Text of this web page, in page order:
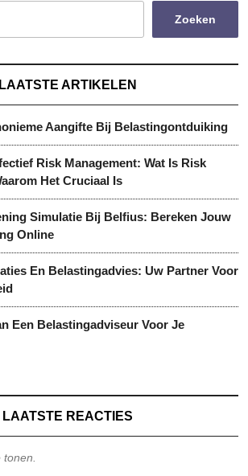
Zoeken
LAATSTE ARTIKELEN
Aangifte Bij Belastingontduiking
Risk Management: Wat Is Risk
Het Cruciaal Is
Simulatie Bij Belfius: Bereken Jouw
Online
En Belastingadvies: Uw Partner Voor
Een Belastingadviseur Voor Je
LAATSTE REACTIES